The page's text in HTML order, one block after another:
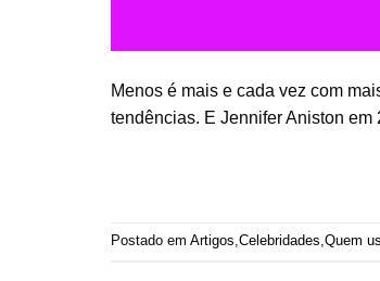
Menos é mais e cada vez com
tendências. E Jennifer Aniston
Postado em Artigos Celebridades Quem